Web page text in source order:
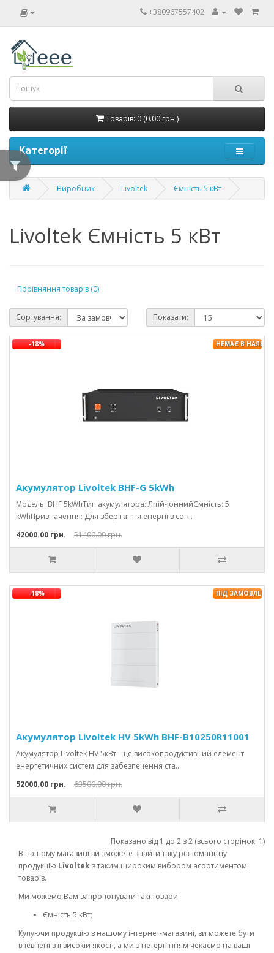
+380967557402
Товарів: 0 (0.00 грн.)
Категорії
Виробник Livoltek Ємність 5 кВт
Livoltek Ємність 5 кВт
Порівняння товарів (0)
Сортування: Показати:
Акумулятор Livoltek BHF-G 5kWh
Модель: BHF 5kWhТип акумулятора: Літій-іоннийЄмність: 5
kWhПризначення: Для зберігання енергії в сон..
-18% НЕМАЄ В
42000.00 грн. 51400.00 грн.
Акумулятор Livoltek HV 5kWh BHF-B10250R11001
Акумулятор Livoltek HV 5кВт – це високопродуктивний елемент
енергетичних систем для забезпечення ста..
-18% ПІД
52000.00 грн. 63500.00 грн.
Показано від 1 до 2 з 2 (всього сторінок: 1)
В нашому магазині ви зможете знайти таку різноманітну
продукцію Livoltek з таким широким вибором асортиментом
товарів.
Ми можемо Вам запропонувати такі товари:
Ємність 5 кВт;
Купуючи продукцію в нашому інтернет-магазині, ви можете бути
впевнені в її високій якості, а ми з нетерпінням чекаємо на ваші